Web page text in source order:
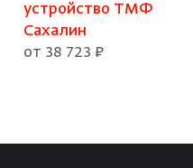
устройство ТМФ
Сахалин
от 38 723 ₽